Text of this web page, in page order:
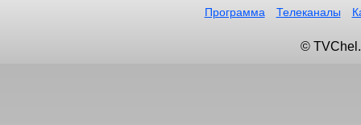
Программа Телеканалы
©